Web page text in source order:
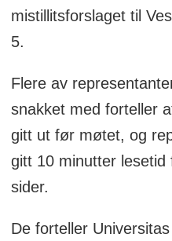
mistillitsforslaget til
5.
Flere av
snakket med forteller
gitt ut før møtet, og
gitt 10 minutter
sider.
De forteller